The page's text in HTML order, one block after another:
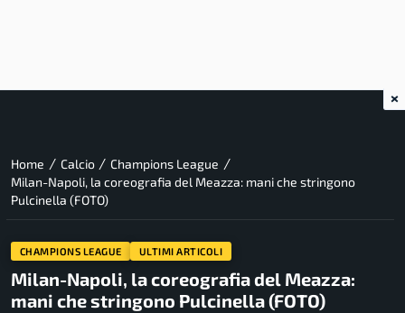
Home / Calcio / Champions League /
Milan-Napoli, la coreografia del Meazza: mani che stringono
Pulcinella (FOTO)
CHAMPIONS LEAGUE ULTIMI ARTICOLI
Milan-Napoli, la coreografia del Meazza:
mani che stringono Pulcinella (FOTO)
×